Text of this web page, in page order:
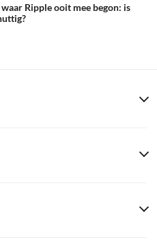
Ripple ooit mee begon: is